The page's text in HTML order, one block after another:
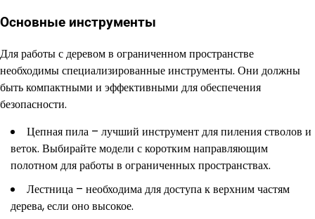
Основные инструменты
Для работы с деревом в ограниченном пространстве
необходимы специализированные инструменты. Они должны
быть компактными и эффективными для обеспечения
безопасности.
Цепная пила – лучший инструмент для пиления стволов и
веток. Выбирайте модели с коротким направляющим
полотном для работы в ограниченных пространствах.
Лестница – необходима для доступа к верхним частям
дерева, если оно высокое.